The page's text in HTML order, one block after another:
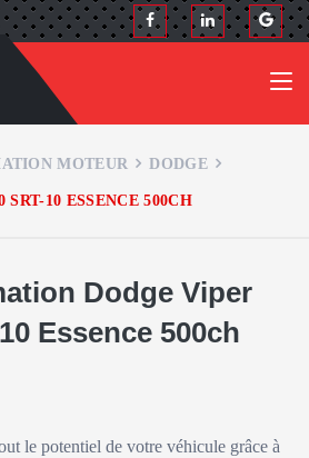
MOTEUR DODGE
SRT-10 ESSENCE 500CH
Dodge Viper
Essence 500ch
le potentiel de votre véhicule grâce à